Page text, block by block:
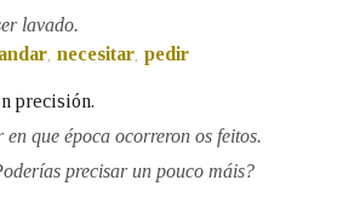
lavado.
necesitar pedir
precisión.
en que época ocorreron os feitos.
precisar un pouco máis?